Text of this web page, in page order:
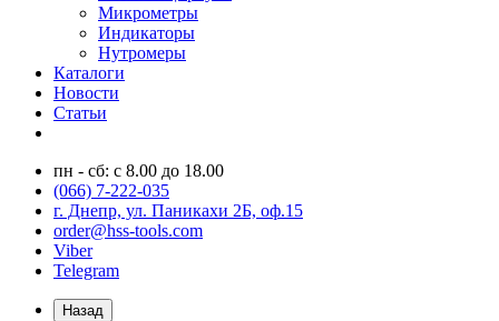
Микрометры
Индикаторы
Нутромеры
Каталоги
Новости
Статьи
пн - сб: с 8.00 до 18.00
(066) 7-222-035
г. Днепр, ул. Паникахи 2Б, оф.15
order@hss-tools.com
Viber
Telegram
Назад